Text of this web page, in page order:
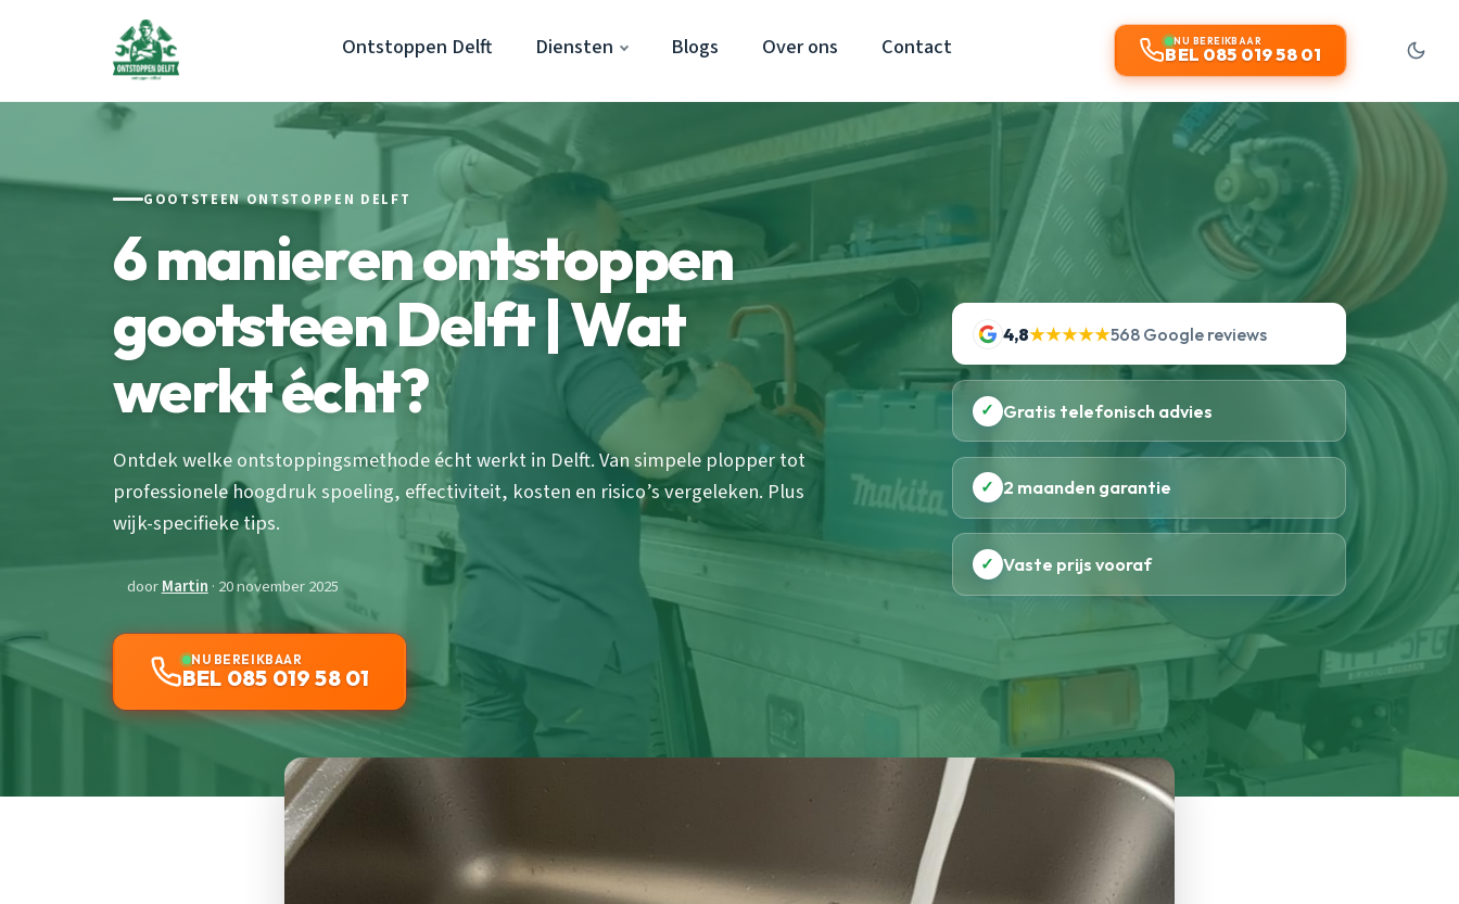
Ontstoppen Delft Diensten Blogs Over ons Contact NU BEREIKBAAR
BEL 085 019 58 01
GOOTSTEEN ONTSTOPPEN DELFT
6 manieren ontstoppen
gootsteen Delft | Wat
werkt écht?
Ontdek welke ontstoppingsmethode écht werkt in Delft. Van simpele plopper tot
professionele hoogdruk spoeling, effectiviteit, kosten en risico’s vergeleken. Plus
wijk-specifieke tips.
doorMartin · 20 november 2025
NU BEREIKBAAR
BEL 085 019 58 01
4,8★★★★★568 Google reviews
✓ Gratis telefonisch advies
✓ 2 maanden garantie
✓ Vaste prijs vooraf